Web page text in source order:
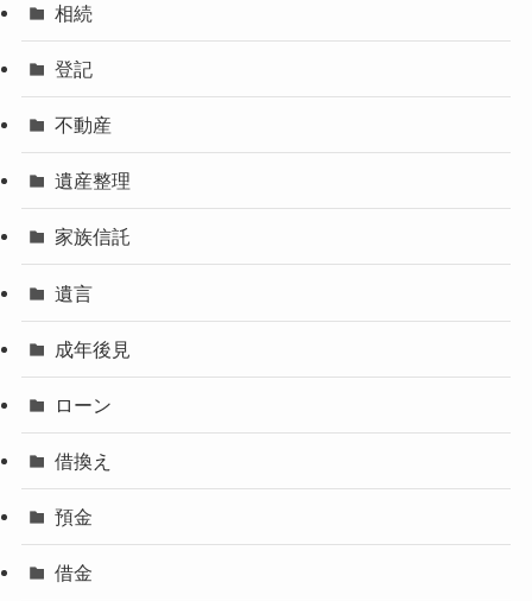
相続
登記
不動産
遺産整理
家族信託
遺言
成年後見
ローン
借換え
預金
借金